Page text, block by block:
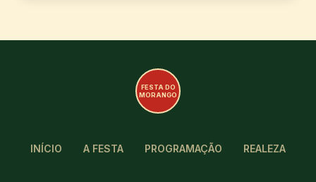
FESTA DO
MORANGO
INÍCIO A FESTA PROGRAMAÇÃO REALEZA